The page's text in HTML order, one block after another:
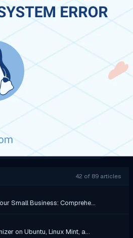
42 of 89 articles
Small Business: Comprehe…
on Ubuntu, Linux Mint, a…